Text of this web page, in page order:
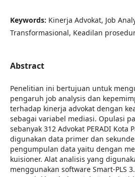
Keywords: Kinerja Advokat, Job
Transformasional, Keadilan
Abstract
Penelitian ini bertujuan untuk
pengaruh job analysis dan
terhadap kinerja advokat dengan
sebagai variabel mediasi. Opulasi
sebanyak 312 Advokat PERADI Kota
digunakan data primer dan
pengumpulan data yaitu dengan
kuisioner. Alat analisis yang
menggunakan software Smart-PLS